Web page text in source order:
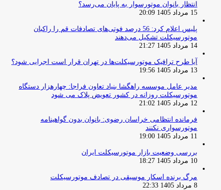
انتظار بانوان موتورسوار به پایان می‌رسد؟
15 مرداد 1405 20:09
پلیس اعلام کرد: 56 درصد فوتی‌های تصادفات قم را راکبان
موتورسیکلت تشکیل می‌دهند
14 مرداد 1405 21:27
آیا طرح ترافیک موتورسیکلت‌ها در تهران قرار است اجرایی شود؟
13 مرداد 1405 19:56
مدیر عامل موسسه راهگشا بنیاد تعاون فراجا: چهارهزار دستگاه
موتورسیکلت روزانه در کشور تعویض پلاک می شود
12 مرداد 1405 21:02
فرمانده انتظامی خراسان رضوی: بانوان بدون گواهینامه
موتورسواری نکنند
11 مرداد 1405 19:00
بررسی وضعیت بازار موتورسیکلت ایران
10 مرداد 1405 18:27
مرگ برنده اسکار موسیقی در تصادف موتورسیکلت
8 مرداد 1405 22:33